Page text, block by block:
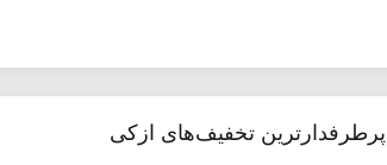
پرطرفدارترین تخفیف‌های ازکی